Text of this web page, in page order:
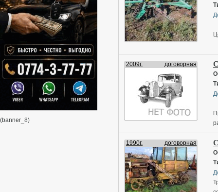
(banner_8)
2009г. договорная
1990г. договорная